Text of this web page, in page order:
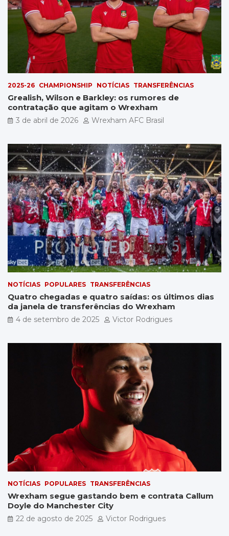
2025-26 CHAMPIONSHIP NOTÍCIAS TRANSFERÊNCIAS
Grealish, Wilson e Barkley: os rumores de
contratação que agitam o Wrexham
3 de abril de 2026 Wrexham AFC Brasil
NOTÍCIAS POPULARES TRANSFERÊNCIAS
Quatro chegadas e quatro saídas: os últimos dias
da janela de transferências do Wrexham
4 de setembro de 2025 Victor Rodrigues
NOTÍCIAS POPULARES TRANSFERÊNCIAS
Wrexham segue gastando bem e contrata Callum
Doyle do Manchester City
22 de agosto de 2025 Victor Rodrigues